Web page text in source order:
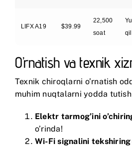
LIFX A19 $39.99
22,500
soat
O’rnatish va texnik
Texnik chiroqlarni o’rnatish
muhim nuqtalarni yodda
Elektr tarmog’ini
o’rinda!
Wi-Fi signalini tekshiring